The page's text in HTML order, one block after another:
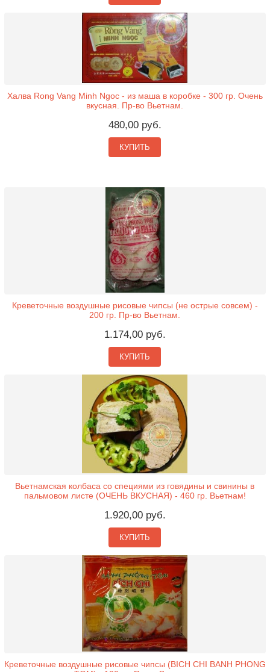
Халва Rong Vang Minh Ngoc - из маша в коробке - 300 гр. Очень
вкусная. Пр-во Вьетнам.
480,00 руб.
КУПИТЬ
Креветочные воздушные рисовые чипсы (не острые совсем) -
200 гр. Пр-во Вьетнам.
1.174,00 руб.
КУПИТЬ
Вьетнамская колбаса со специями из говядины и свинины в
пальмовом листе (ОЧЕНЬ ВКУСНАЯ) - 460 гр. Вьетнам!
1.920,00 руб.
КУПИТЬ
Креветочные воздушные рисовые чипсы (BICH CHI BANH PHONG